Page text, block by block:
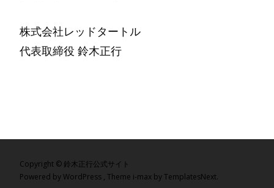
カ
イ
株式会社レッドタートル
代表取締役 鈴木正行
Copyright © 鈴木正行公式サイト
Powered by WordPress , Theme i-max by TemplatesNext.